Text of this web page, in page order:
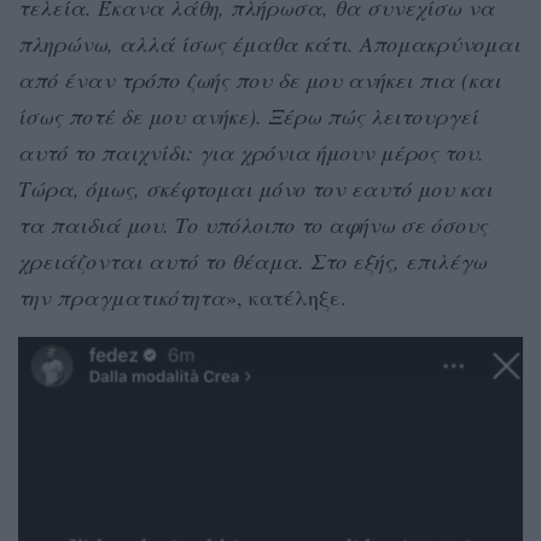
τελεία. Έκανα λάθη, πλήρωσα, θα συνεχίσω να
πληρώνω, αλλά ίσως έμαθα κάτι. Απομακρύνομαι
από έναν τρόπο ζωής που δε μου ανήκει πια (και
ίσως ποτέ δε μου ανήκε). Ξέρω πώς λειτουργεί
αυτό το παιχνίδι: για χρόνια ήμουν μέρος του.
Τώρα, όμως, σκέφτομαι μόνο τον εαυτό μου και
τα παιδιά μου. Το υπόλοιπο το αφήνω σε όσους
χρειάζονται αυτό το θέαμα. Στο εξής, επιλέγω
την πραγματικότητα», κατέληξε.